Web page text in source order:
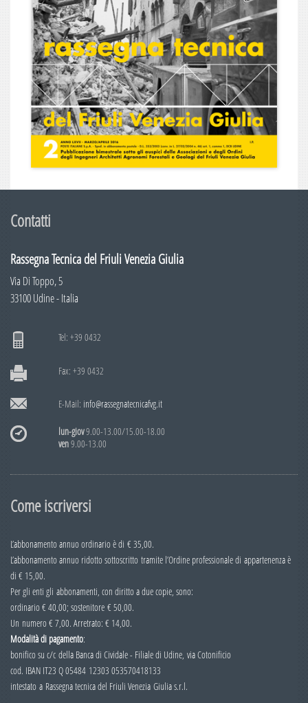
Numero 5
Numero 4
Numero 3
Numero 2
Numero 1
2010
Numero 6
Numero 5
Numero 4
Numero 2
Numero 1
Numero 6
Numero 3
Numero 2
Numero 6
Numero 4
Numero 3
Numero 2
Numero 1
2007
Numero 6
Contatti
Rassegna Tecnica del Friuli Venezia Giulia
Via Di Toppo, 5
33100 Udine - Italia
Tel: +39 0432
Fax: +39 0432
E-Mail: info@rassegnatecnicafvg.it
lun-giov9.00-13.00/15.00-18.00
ven9.00-13.00
Come iscriversi
L’abbonamento annuo ordinario è di € 35,00.
L’abbonamento annuo ridotto sottoscritto tramite l’Ordine professionale di appartenenza è
di € 15,00.
Per gli enti gli abbonamenti, con diritto a due copie, sono:
ordinario € 40,00; sostenitore € 50,00.
Un numero € 7,00. Arretrato: € 14,00.
Modalità di pagamento:
bonifico su c/c della Banca di Cividale - Filiale di Udine, via Cotonificio
cod. IBAN IT23 Q 05484 12303 053570418133
intestato a Rassegna tecnica del Friuli Venezia Giulia s.r.l.